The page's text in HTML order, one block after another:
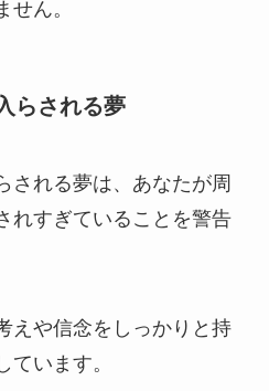
ん。
らされる夢
される夢は、あなたが周
れすぎていることを警告
えや信念をしっかりと持
います。